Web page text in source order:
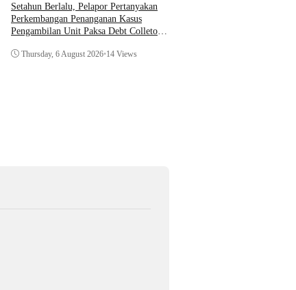
Setahun Berlalu, Pelapor Pertanyakan
Perkembangan Penanganan Kasus
Pengambilan Unit Paksa Debt Colletor
Thursday, 6 August 2026•14 Views